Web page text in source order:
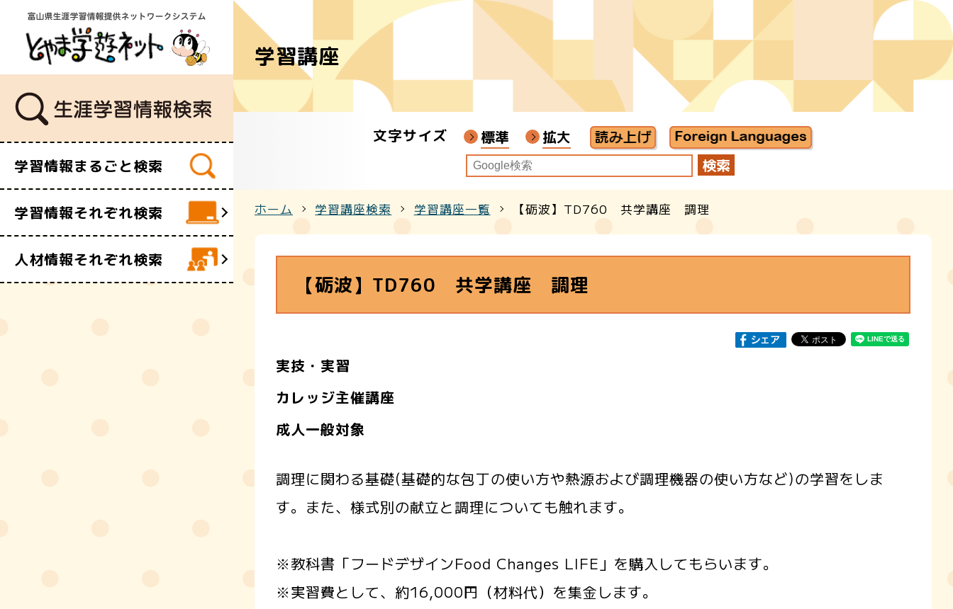
学習情報まるごと検索
学習情報それぞれ検索
学習講座
人材情報それぞれ検索
講師・指導者
ボランティア
学習講座
文字サイズ 標準 拡大
ホーム 学習講座検索 学習講座一覧 【砺波】TD760 共学講座 調理
【砺波】TD760 共学講座 調理
実技・実習
カレッジ主催講座
成人一般対象
調理に関わる基礎(基礎的な包丁の使い方や熱源および調理機器の使い方など)の学習をしま
す。また、様式別の献立と調理についても触れます。
※教科書「フードデザインFood Changes LIFE」を購入してもらいます。
※実習費として、約16,000円（材料代）を集金します。